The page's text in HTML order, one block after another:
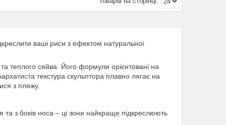
ваші риси з ефектом натуральної
теплого сяйва. Його формули орієнтовані на
текстура скульптора плавно лягає на
з пляжу.
та з боків носа – ці зони найкраще підкреслюють